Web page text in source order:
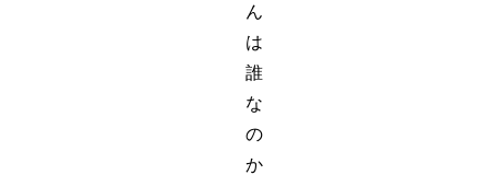
ん
は
誰
な
の
か